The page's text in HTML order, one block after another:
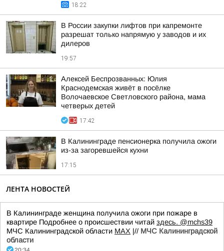
18:22
В России закупки лифтов при капремонте
разрешат только напрямую у заводов и их
дилеров
19:57
Алексей Беспрозванных: Юлия
Краснодемская живёт в посёлке
Волочаевское Светловского района, мама
четверых детей
17:42
В Калининграде пенсионерка получила ожоги
из-за загоревшейся кухни
17:15
ЛЕНТА НОВОСТЕЙ
В Калининграде женщина получила ожоги при пожаре в
квартире Подробнее о происшествии читай здесь. @mchs39
МЧС Калининградской области MAX |// МЧС Калининградской
области